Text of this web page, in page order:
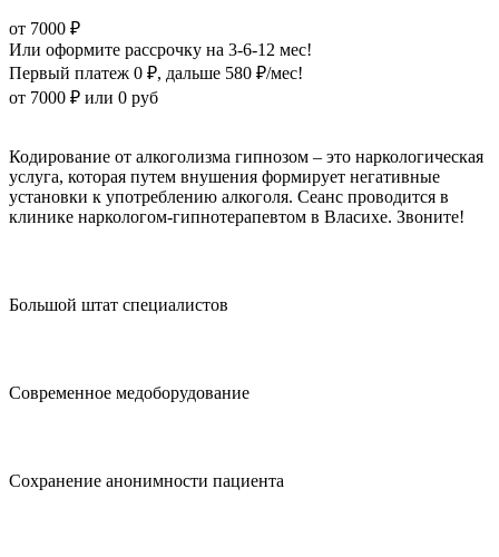
от 7000 ₽
Или оформите рассрочку на 3-6-12 мес!
Первый платеж 0 ₽, дальше 580 ₽/мес!
от 7000 ₽ или 0 руб
Кодирование от алкоголизма гипнозом – это наркологическая
услуга, которая путем внушения формирует негативные
установки к употреблению алкоголя. Сеанс проводится в
клинике наркологом-гипнотерапевтом в Власихе. Звоните!
Большой штат специалистов
Современное медоборудование
Сохранение анонимности пациента